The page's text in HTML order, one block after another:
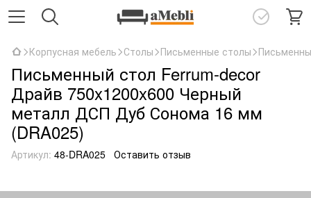
Корпусная мебель Столы Письменные столы
Письменный стол Ferrum-decor
Драйв 750x1200x600 Черный
металл ДСП Дуб Сонома 16 мм
(DRA025)
Артикул: 48-DRA025 Оставить отзыв